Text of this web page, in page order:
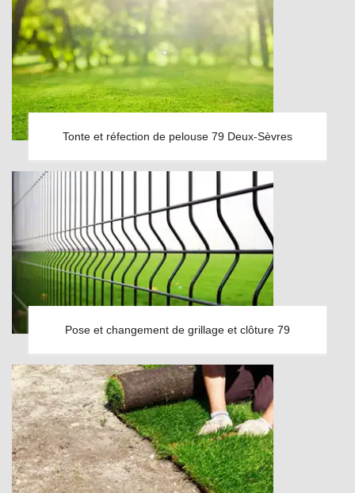
Tonte et réfection de pelouse 79 Deux-Sèvres
Pose et changement de grillage et clôture 79